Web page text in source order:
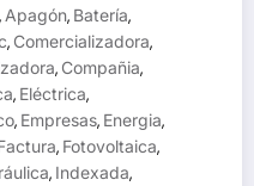
, Apagón, Batería,
, Comercializadora,
, Compañia,
, Eléctrica,
, Empresas, Energia,
, Fotovoltaica,
, Indexada,